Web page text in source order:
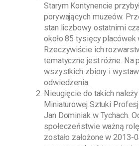
Starym Kontynencie
porywających muzeów.
stan liczbowy ostatnimi
około 85 tysięcy placówek
Rzeczywiście ich
tematyczne jest różne. Na
wszystkich zbiory i
odwiedzenia.
Nieugięcie do takich należy
Miniaturowej Sztuki
Jan Dominiak w Tychach .
społeczeństwie ważną
zostało założone w2013-